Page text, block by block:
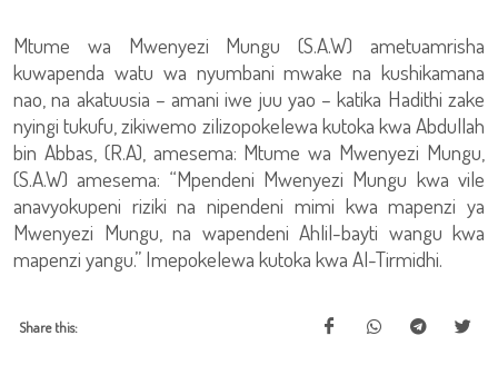
Mtume wa Mwenyezi Mungu (S.A.W) ametuamrisha
kuwapenda watu wa nyumbani mwake na kushikamana
nao, na akatuusia – amani iwe juu yao – katika Hadithi zake
nyingi tukufu, zikiwemo zilizopokelewa kutoka kwa Abdullah
bin Abbas, (R.A), amesema: Mtume wa Mwenyezi Mungu,
(S.A.W) amesema: “Mpendeni Mwenyezi Mungu kwa vile
anavyokupeni riziki na nipendeni mimi kwa mapenzi ya
Mwenyezi Mungu, na wapendeni Ahlil-bayti wangu kwa
mapenzi yangu.” Imepokelewa kutoka kwa Al-Tirmidhi.
Share this: